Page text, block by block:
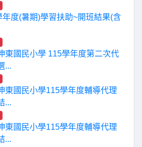
度(暑期)學習扶助~開班結果(含
東國民小學 115學年度第二次代
...
東國民小學115學年度輔導代理
...
東國民小學115學年度輔導代理
...